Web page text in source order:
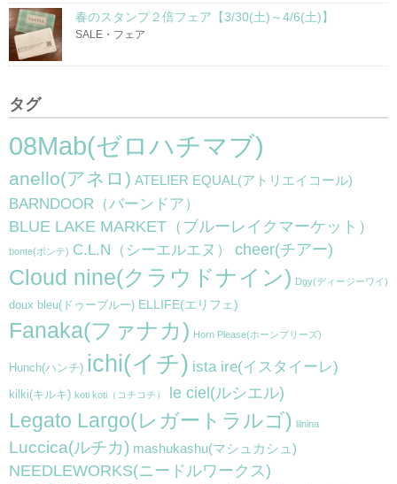
春のスタンプ２倍フェア【3/30(土)～4/6(土)】
SALE・フェア
タグ
08Mab(ゼロハチマブ)
anello(アネロ) ATELIER EQUAL(アトリエイコール)
BARNDOOR（バーンドア）
BLUE LAKE MARKET（ブルーレイクマーケット）
bonte(ボンテ) C.L.N（シーエルエヌ） cheer(チアー)
Cloud nine(クラウドナイン) Dgy(ディージーワイ)
doux bleu(ドゥーブルー) ELLIFE(エリフェ)
Fanaka(ファナカ) Horn Please(ホーンプリーズ)
Hunch(ハンチ) ichi(イチ) ista ire(イスタイーレ)
kilki(キルキ) koti koti（コチコチ） le ciel(ルシエル)
Legato Largo(レガートラルゴ) lilnina
Luccica(ルチカ) mashukashu(マシュカシュ)
NEEDLEWORKS(ニードルワークス)